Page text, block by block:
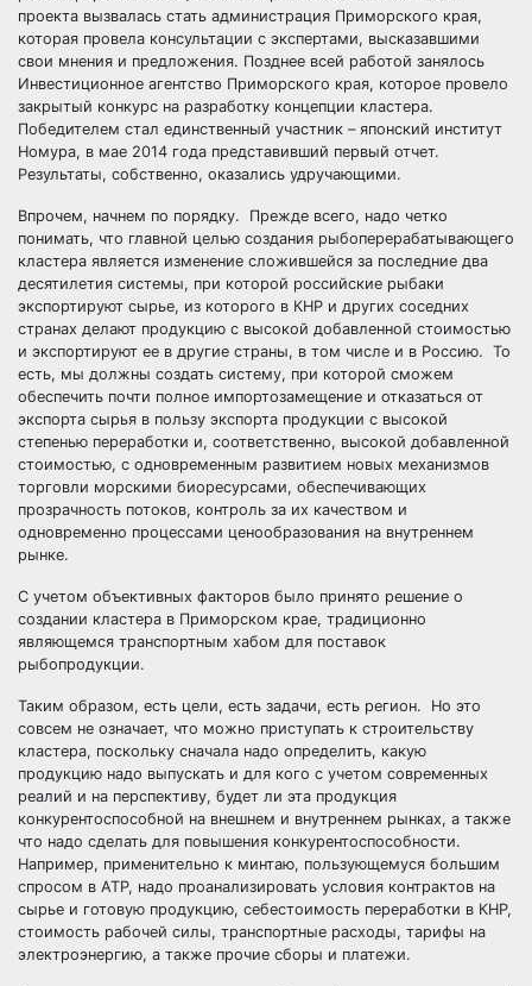
проекта вызвалась стать администрация Приморского края,
которая провела консультации с экспертами, высказавшими
свои мнения и предложения. Позднее всей работой занялось
Инвестиционное агентство Приморского края, которое провело
закрытый конкурс на разработку концепции кластера.
Победителем стал единственный участник – японский институт
Номура, в мае 2014 года представивший первый отчет.
Результаты, собственно, оказались удручающими.
Впрочем, начнем по порядку. Прежде всего, надо четко
понимать, что главной целью создания рыбоперерабатывающего
кластера является изменение сложившейся за последние два
десятилетия системы, при которой российские рыбаки
экспортируют сырье, из которого в КНР и других соседних
странах делают продукцию с высокой добавленной стоимостью
и экспортируют ее в другие страны, в том числе и в Россию. То
есть, мы должны создать систему, при которой сможем
обеспечить почти полное импортозамещение и отказаться от
экспорта сырья в пользу экспорта продукции с высокой
степенью переработки и, соответственно, высокой добавленной
стоимостью, с одновременным развитием новых механизмов
торговли морскими биоресурсами, обеспечивающих
прозрачность потоков, контроль за их качеством и
одновременно процессами ценообразования на внутреннем
рынке.
С учетом объективных факторов было принято решение о
создании кластера в Приморском крае, традиционно
являющемся транспортным хабом для поставок
рыбопродукции.
Таким образом, есть цели, есть задачи, есть регион. Но это
совсем не означает, что можно приступать к строительству
кластера, поскольку сначала надо определить, какую
продукцию надо выпускать и для кого с учетом современных
реалий и на перспективу, будет ли эта продукция
конкурентоспособной на внешнем и внутреннем рынках, а также
что надо сделать для повышения конкурентоспособности.
Например, применительно к минтаю, пользующемуся большим
спросом в АТР, надо проанализировать условия контрактов на
сырье и готовую продукцию, себестоимость переработки в КНР,
стоимость рабочей силы, транспортные расходы, тарифы на
электроэнергию, а также прочие сборы и платежи.